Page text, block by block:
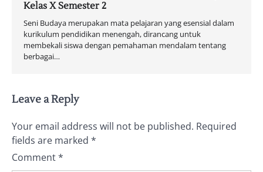
Kelas X Semester 2
Seni Budaya merupakan mata pelajaran yang esensial dalam
kurikulum pendidikan menengah, dirancang untuk
membekali siswa dengan pemahaman mendalam tentang
berbagai…
Leave a Reply
Your email address will not be published. Required
fields are marked *
Comment*